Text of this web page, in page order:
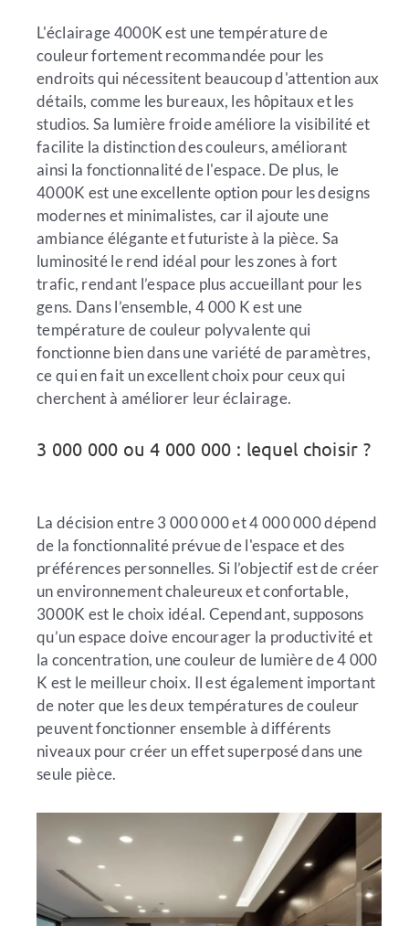
L'éclairage 4000K est une température de
couleur fortement recommandée pour les
endroits qui nécessitent beaucoup d'attention aux
détails, comme les bureaux, les hôpitaux et les
studios. Sa lumière froide améliore la visibilité et
facilite la distinction des couleurs, améliorant
ainsi la fonctionnalité de l'espace. De plus, le
4000K est une excellente option pour les designs
modernes et minimalistes, car il ajoute une
ambiance élégante et futuriste à la pièce. Sa
luminosité le rend idéal pour les zones à fort
trafic, rendant l’espace plus accueillant pour les
gens. Dans l’ensemble, 4 000 K est une
température de couleur polyvalente qui
fonctionne bien dans une variété de paramètres,
ce qui en fait un excellent choix pour ceux qui
cherchent à améliorer leur éclairage.
3 000 000 ou 4 000 000 : lequel choisir ?
La décision entre 3 000 000 et 4 000 000 dépend
de la fonctionnalité prévue de l'espace et des
préférences personnelles. Si l’objectif est de créer
un environnement chaleureux et confortable,
3000K est le choix idéal. Cependant, supposons
qu’un espace doive encourager la productivité et
la concentration, une couleur de lumière de 4 000
K est le meilleur choix. Il est également important
de noter que les deux températures de couleur
peuvent fonctionner ensemble à différents
niveaux pour créer un effet superposé dans une
seule pièce.